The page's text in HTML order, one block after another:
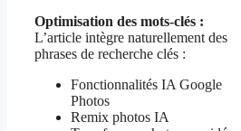
Optimisation des mots-clés :
L’article intègre naturellement des
phrases de recherche clés :
Fonctionnalités IA Google
Photos
Remix photos IA